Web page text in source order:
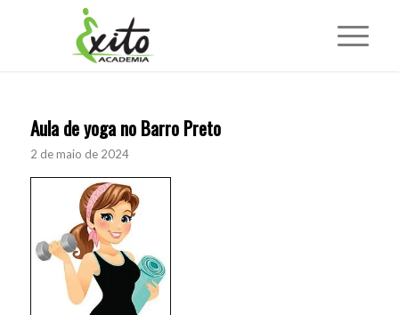
Aula de yoga no Barro Preto
2 de maio de 2024